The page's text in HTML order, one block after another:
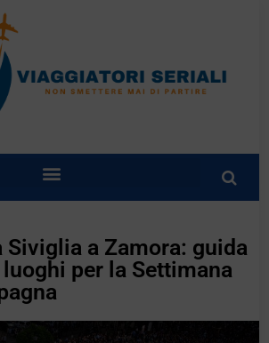
Siviglia a Zamora: guida
per la Settimana